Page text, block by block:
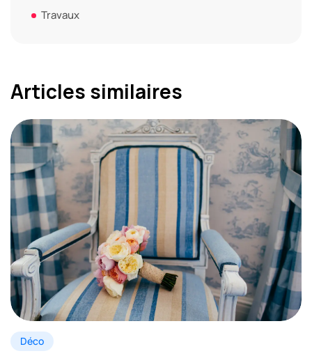
Travaux
Articles similaires
Déco